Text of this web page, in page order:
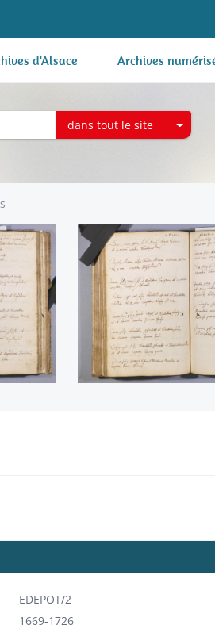
d'Alsace Archives
dans tout le site
EDEPOT/2
1669-1726